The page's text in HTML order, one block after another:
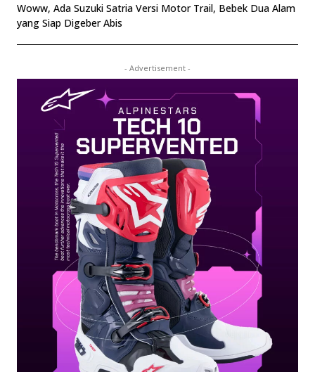
Woww, Ada Suzuki Satria Versi Motor Trail, Bebek Dua Alam
yang Siap Digeber Abis
- Advertisement -